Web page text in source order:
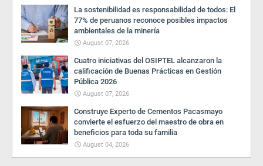
La sostenibilidad es responsabilidad de todos: El
77% de peruanos reconoce posibles impactos
ambientales de la minería
August 07, 2026
Cuatro iniciativas del OSIPTEL alcanzaron la
calificación de Buenas Prácticas en Gestión
Pública 2026
August 07, 2026
Construye Experto de Cementos Pacasmayo
convierte el esfuerzo del maestro de obra en
beneficios para toda su familia
August 04, 2026